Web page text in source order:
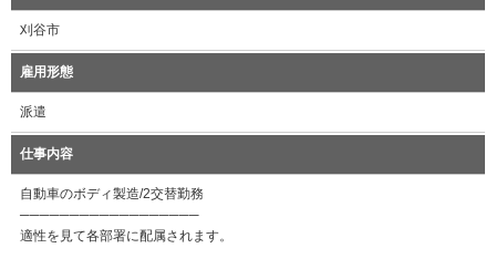
刈谷市
雇用形態
派遣
仕事内容
自動車のボディ製造/2交替勤務
──────────────────
適性を見て各部署に配属されます。